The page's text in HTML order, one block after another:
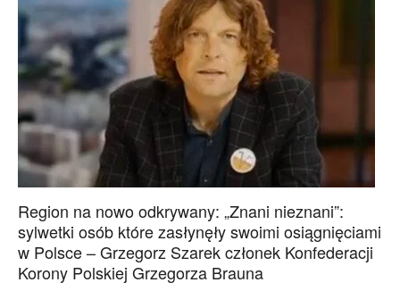
Region na nowo odkrywany: „Znani nieznani”:
sylwetki osób które zasłynęły swoimi osiągnięciami
w Polsce – Grzegorz Szarek członek Konfederacji
Korony Polskiej Grzegorza Brauna